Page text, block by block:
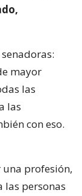
mayor
las
las
con eso.
una profesión,
las personas